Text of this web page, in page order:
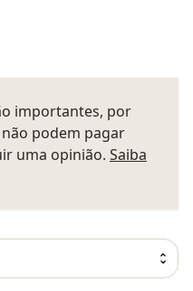
importantes, por
podem pagar
uma opinião. Saiba